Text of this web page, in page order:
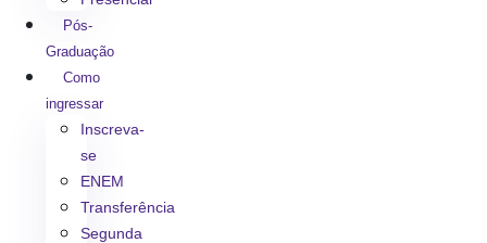
Pós-
Graduação
Como
ingressar
Inscreva-
se
ENEM
Transferência
Segunda